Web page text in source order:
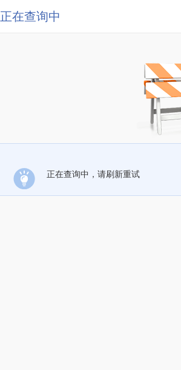
正在查询中
正在查询中，请刷新重试